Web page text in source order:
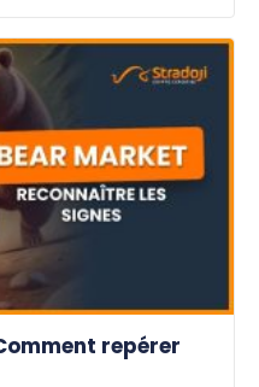
repérer